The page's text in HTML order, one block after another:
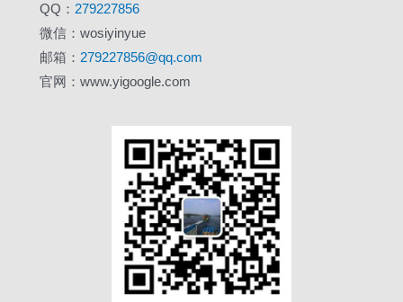
QQ： 279227856
微信：wosiyinyue
邮箱： 279227856@qq.com
官网：www.yigoogle.com